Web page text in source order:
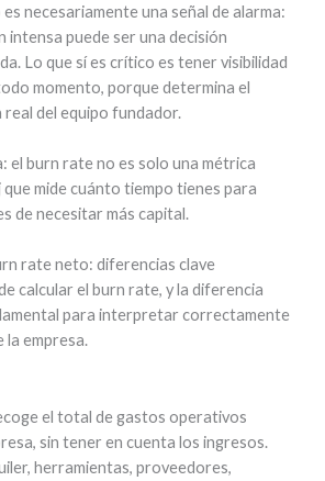
necesariamente una señal de alarma:
intensa puede ser una decisión
Lo que sí es crítico es tener visibilidad
momento, porque determina el
real del equipo fundador.
el burn rate no es solo una métrica
mide cuánto tiempo tienes para
de necesitar más capital.
rate neto: diferencias clave
calcular el burn rate, y la diferencia
para interpretar correctamente
la empresa.
el total de gastos operativos
sin tener en cuenta los ingresos.
herramientas, proveedores,